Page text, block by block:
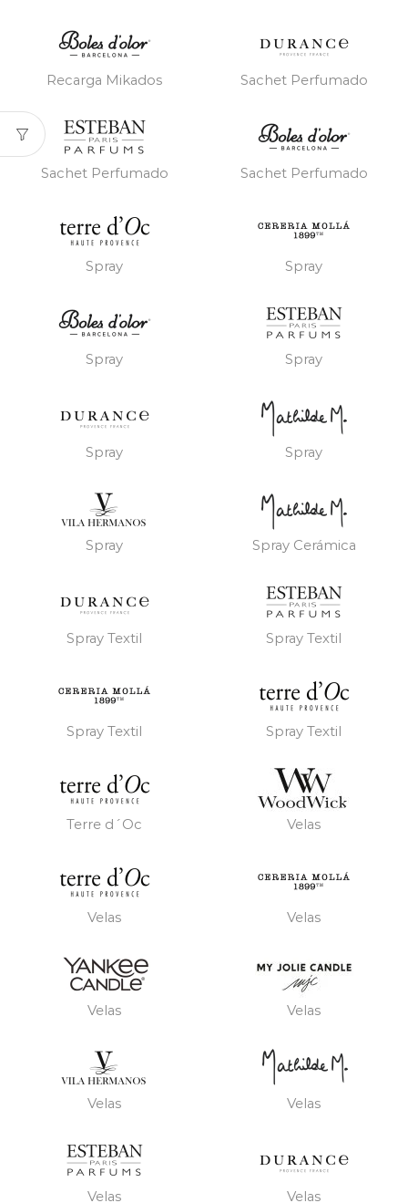
Recarga Mikados Sachet Perfumado
Sachet Perfumado Sachet Perfumado
Spray Spray
Spray Spray
Spray Spray
Spray Spray Cerámica
Spray Textil Spray Textil
Spray Textil Spray Textil
Terre d´Oc Velas
Velas Velas
Velas Velas
Velas Velas
Velas Velas